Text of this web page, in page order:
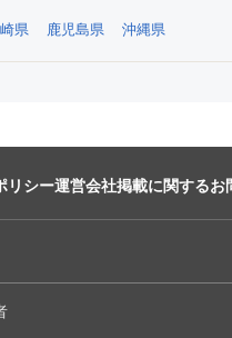
県 鹿児島県 沖縄県
リシー運営会社掲載に関するお